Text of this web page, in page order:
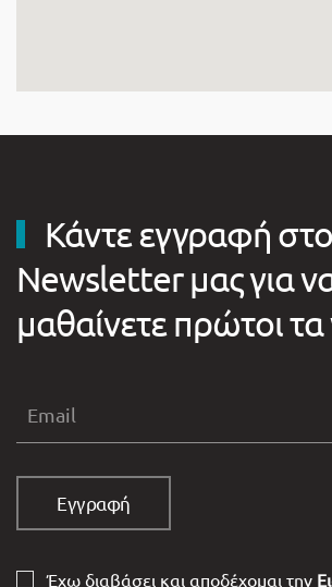
Κάντε εγγραφή στο
Newsletter μας για
μαθαίνετε πρώτοι
Έχω διαβάσει και αποδέχομαι την